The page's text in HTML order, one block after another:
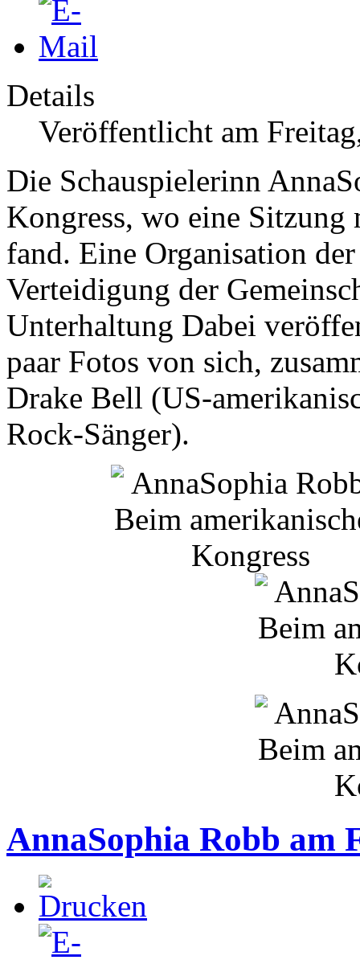
Details
Veröffentlicht am
Die Schauspielerinn
Kongress, wo eine Sitzung
fand. Eine Organisation
Verteidigung der
Unterhaltung Dabei
paar Fotos von sich,
Drake Bell (US-
Rock-Sänger).
AnnaSophia Robb am